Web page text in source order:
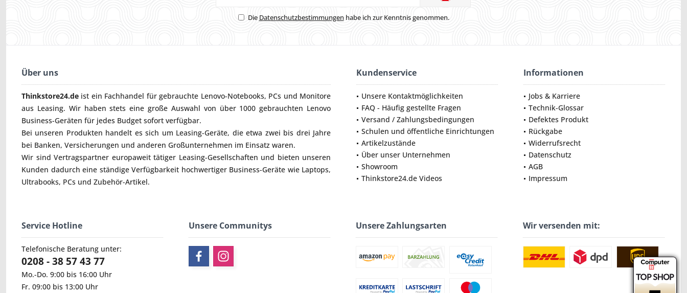
Die Datenschutzbestimmungen habe ich zur Kenntnis genommen.
Über uns
Thinkstore24.de ist ein Fachhandel für gebrauchte Lenovo-Notebooks, PCs und Monitore
aus Leasing. Wir haben stets eine große Auswahl von über 1000 gebrauchten Lenovo
Business-Geräten für jedes Budget sofort verfügbar.
Bei unseren Produkten handelt es sich um Leasing-Geräte, die etwa zwei bis drei Jahre
bei Banken, Versicherungen und anderen Großunternehmen im Einsatz waren.
Wir sind Vertragspartner europaweit tätiger Leasing-Gesellschaften und bieten unseren
Kunden dadurch eine ständige Verfügbarkeit hochwertiger Business-Geräte wie Laptops,
Ultrabooks, PCs und Zubehör-Artikel.
Kundenservice
Unsere Kontaktmöglichkeiten
FAQ - Häufig gestellte Fragen
Versand / Zahlungsbedingungen
Schulen und öffentliche Einrichtungen
Artikelzustände
Über unser Unternehmen
Showroom
Thinkstore24.de Videos
Informationen
Jobs & Karriere
Technik-Glossar
Defektes Produkt
Rückgabe
Widerrufsrecht
Datenschutz
AGB
Impressum
Service Hotline
Telefonische Beratung unter:
0208 - 38 57 43 77
Mo.-Do. 9:00 bis 16:00 Uhr
Fr. 09:00 bis 13:00 Uhr
Unsere Communitys Unsere Zahlungsarten Wir versenden mit: